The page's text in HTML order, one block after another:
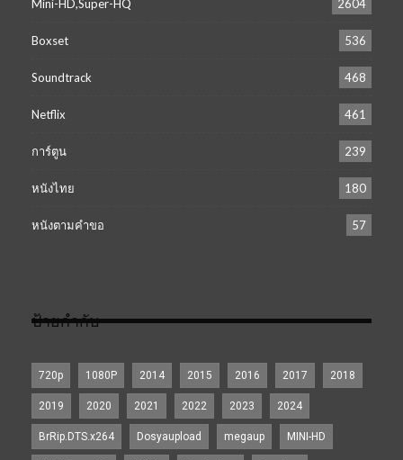
Mini-HD,Super-HQ 2604
Boxset 536
Soundtrack 468
Netflix 461
การ์ตูน 239
หนังไทย 180
หนังตามคำขอ 57
ป้ายกำกับ
720p 1080P 2014 2015 2016 2017 2018
2019 2020 2021 2022 2023 2024
BrRip.DTS.x264 Dosyaupload megaup MINI-HD